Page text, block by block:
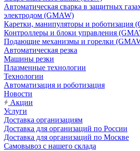
Автоматическая сварка в защитных
электродом (GMAW)
Каретки, манипуляторы и роботизация
Контроллеры и блоки управления
Подающие механизмы и горелки
Автоматическая резка
Машины резки
Плазменные технологии
Технологии
Автоматизация и роботизация
Новости
Акции
Услуги
Доставка организациям
Доставка для организаций по России
Доставка для организаций по Москве
Самовывоз с нашего склада